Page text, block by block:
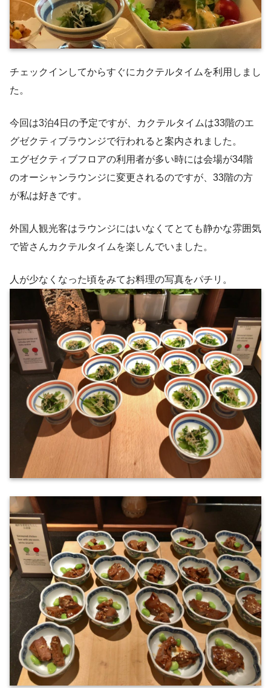
チェックインしてからすぐにカクテルタイムを利用しまし
た。
今回は3泊4日の予定ですが、カクテルタイムは33階のエ
グゼクティブラウンジで行われると案内されました。
エグゼクティブフロアの利用者が多い時には会場が34階
のオーシャンラウンジに変更されるのですが、33階の方
が私は好きです。
外国人観光客はラウンジにはいなくてとても静かな雰囲気
で皆さんカクテルタイムを楽しんでいました。
人が少なくなった頃をみてお料理の写真をパチリ。